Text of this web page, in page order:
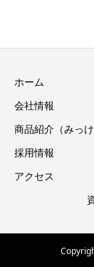
ホーム
会社情報
商品紹介（みっけ
採用情報
アクセス